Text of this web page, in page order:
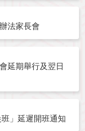
法家長會
延期舉行及翌日
」延遲開班通知